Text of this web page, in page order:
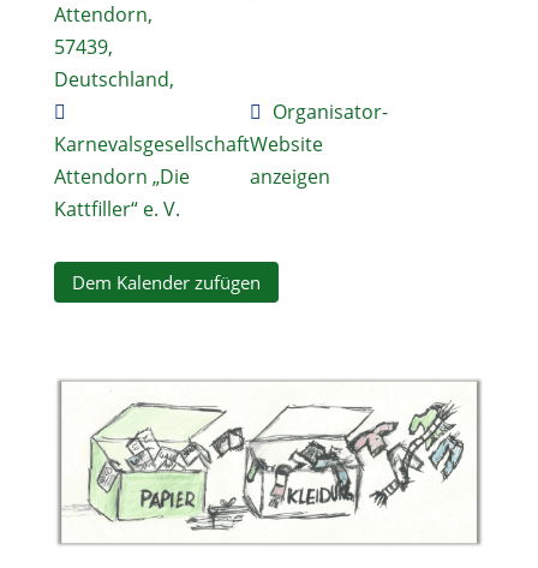
Attendorn,
57439,
Deutschland,
Karnevalsgesellschaft
Attendorn „Die
Kattfiller“ e. V.
Organisator-
Website
anzeigen
Dem Kalender zufügen